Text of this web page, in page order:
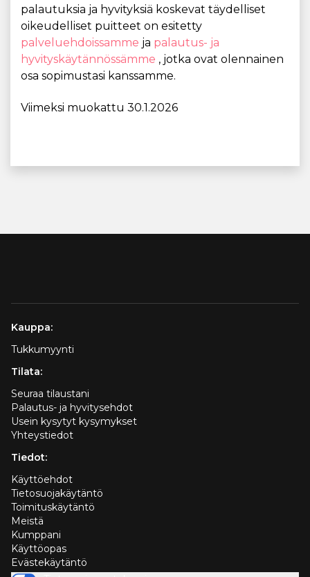
palautuksia ja hyvityksiä koskevat täydelliset
oikeudelliset puitteet on esitetty
palveluehdoissamme ja palautus- ja
hyvityskäytännössämme , jotka ovat olennainen
osa sopimustasi kanssamme.
Viimeksi muokattu 30.1.2026
Kauppa:
Tukkumyynti
Tilata:
Seuraa tilaustani
Palautus- ja hyvitysehdot
Usein kysytyt kysymykset
Yhteystiedot
Tiedot:
Käyttöehdot
Tietosuojakäytäntö
Toimituskäytäntö
Meistä
Kumppani
Käyttöopas
Evästekäytäntö